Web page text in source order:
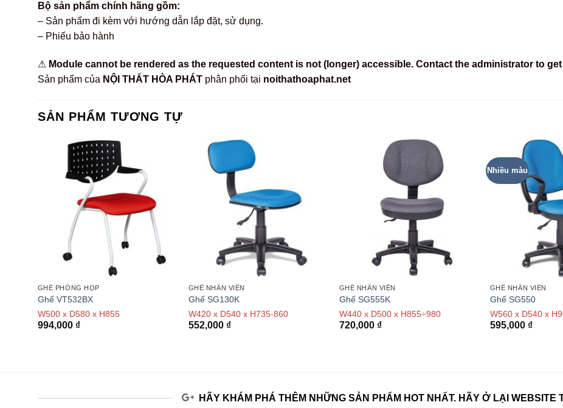
Bộ sản phẩm chính hãng gồm:
– Sản phẩm đi kèm với hướng dẫn lắp đặt, sử dụng.
– Phiếu bảo hành
⚠ Module cannot be rendered as the requested content is not (longer) accessible. Contact the administrator to
Sản phẩm của NỘI THẤT HÒA PHÁT phân phối tại noithathoaphat.net
SẢN PHẨM TƯƠNG TỰ
GHẾ PHÒNG HỌP
Ghế VT532BX
W500 x D580 x H855
994,000 ₫
GHẾ NHÂN VIÊN
Ghế SG130K
W420 x D540 x H735-860
552,000 ₫
GHẾ NHÂN VIÊN
Ghế SG555K
W440 x D500 x H855÷980
720,000 ₫
Nhiều màu
GHẾ NHÂN VIÊN
Ghế SG550
W560 x D540 x
595,000 ₫
HÃY KHÁM PHÁ THÊM NHỮNG SẢN PHẨM HOT NHẤT. HÃY Ở LẠI WEBSITE